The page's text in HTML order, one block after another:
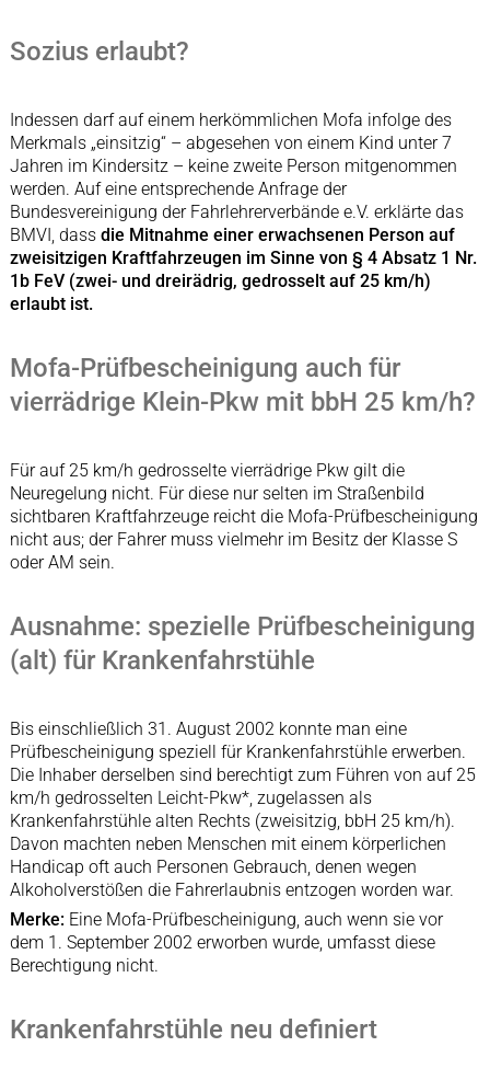
Sozius erlaubt?
Indessen darf auf einem herkömmlichen Mofa infolge des
Merkmals „einsitzig“ – abgesehen von einem Kind unter 7
Jahren im Kindersitz – keine zweite Person mitgenommen
werden. Auf eine entsprechende Anfrage der
Bundesvereinigung der Fahrlehrerverbände e.V. erklärte das
BMVI, dass die Mitnahme einer erwachsenen Person auf
zweisitzigen Kraftfahrzeugen im Sinne von § 4 Absatz 1 Nr.
1b FeV (zwei- und dreirädrig, gedrosselt auf 25 km/h)
erlaubt ist.
Mofa-Prüfbescheinigung auch für
vierrädrige Klein-Pkw mit bbH 25 km/h?
Für auf 25 km/h gedrosselte vierrädrige Pkw gilt die
Neuregelung nicht. Für diese nur selten im Straßenbild
sichtbaren Kraftfahrzeuge reicht die Mofa-Prüfbescheinigung
nicht aus; der Fahrer muss vielmehr im Besitz der Klasse S
oder AM sein.
Ausnahme: spezielle Prüfbescheinigung
(alt) für Krankenfahrstühle
Bis einschließlich 31. August 2002 konnte man eine
Prüfbescheinigung speziell für Krankenfahrstühle erwerben.
Die Inhaber derselben sind berechtigt zum Führen von auf 25
km/h gedrosselten Leicht-Pkw*, zugelassen als
Krankenfahrstühle alten Rechts (zweisitzig, bbH 25 km/h).
Davon machten neben Menschen mit einem körperlichen
Handicap oft auch Personen Gebrauch, denen wegen
Alkoholverstößen die Fahrerlaubnis entzogen worden war.
Merke: Eine Mofa-Prüfbescheinigung, auch wenn sie vor
dem 1. September 2002 erworben wurde, umfasst diese
Berechtigung nicht.
Krankenfahrstühle neu definiert